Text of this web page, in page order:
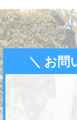
＼ お問